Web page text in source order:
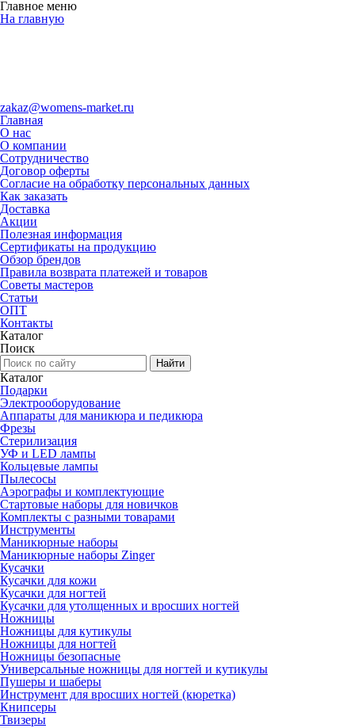
Главное меню
На главную
zakaz@womens-market.ru
Главная
О нас
О компании
Сотрудничество
Договор оферты
Согласие на обработку персональных данных
Как заказать
Доставка
Акции
Полезная информация
Сертификаты на продукцию
Обзор брендов
Правила возврата платежей и товаров
Советы мастеров
Статьи
ОПТ
Контакты
Каталог
Поиск
Каталог
Подарки
Электро­оборудование
Аппараты для маникюра и педикюра
Фрезы
Стерилизация
УФ и LED лампы
Кольцевые лампы
Пылесосы
Аэрографы и комплектующие
Стартовые наборы для новичков
Комплекты с разными товарами
Инструменты
Маникюрные наборы
Маникюрные наборы Zinger
Кусачки
Кусачки для кожи
Кусачки для ногтей
Кусачки для утолщенных и вросших ногтей
Ножницы
Ножницы для кутикулы
Ножницы для ногтей
Ножницы безопасные
Универсальные ножницы для ногтей и кутикулы
Пушеры и шаберы
Инструмент для вросших ногтей (кюретка)
Книпсеры
Твизеры